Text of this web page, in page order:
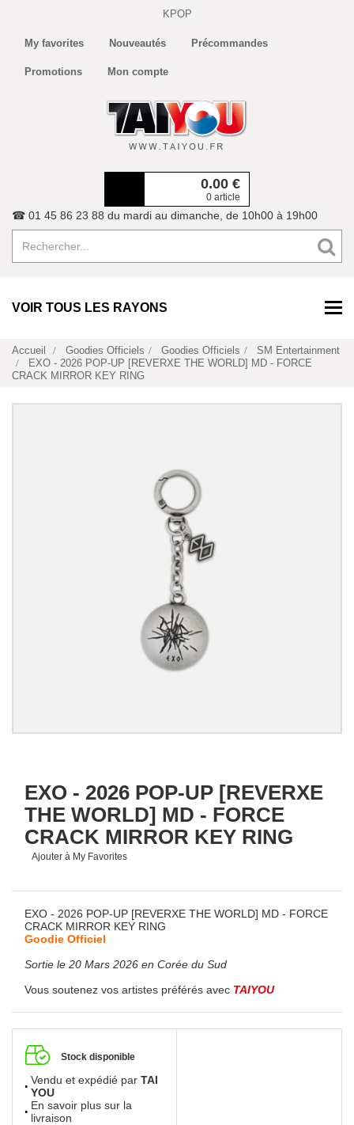
KPOP
My favorites Nouveautés Précommandes
Promotions Mon compte
0.00 €
0 article
☎ 01 45 86 23 88 du mardi au dimanche, de 10h00 à 19h00
VOIR TOUS LES RAYONS
Accueil Goodies Officiels Goodies Officiels
SM Entertainment
EXO - 2026 POP-UP [REVERXE THE WORLD] MD - FORCE
CRACK MIRROR KEY RING
EXO - 2026 POP-UP [REVERXE
THE WORLD] MD - FORCE
CRACK MIRROR KEY RING
Ajouter à My Favorites
EXO - 2026 POP-UP [REVERXE THE WORLD] MD - FORCE
CRACK MIRROR KEY RING
Goodie Officiel
Sortie le 20 Mars 2026 en Corée du Sud
Vous soutenez vos artistes préférés avec TAIYOU
Stock disponible
Vendu et expédié par TAI
YOU
En savoir plus sur la
livraison